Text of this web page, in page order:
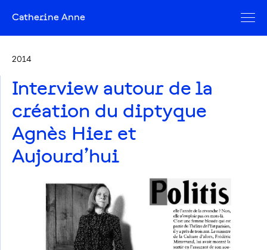
Catherine Anne
2014
Interview autour de la
création du diptyque
Agnès Hier et
Aujourd’hui